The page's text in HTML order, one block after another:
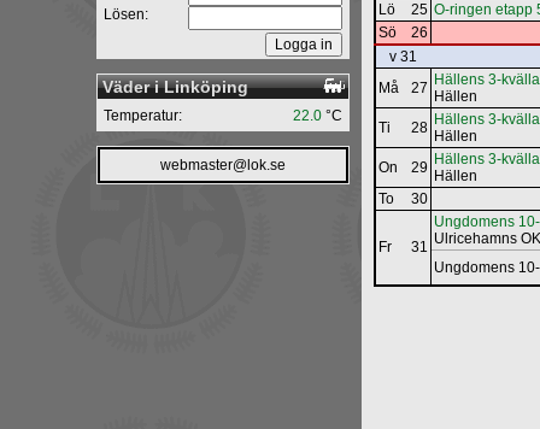
Lösen:
Väder i Linköping
22.0 °C
Temperatur:
webmaster@lok.se
Lö
25 O-ringen etapp
Sö
26
v 31
Må
27 Hällens 3-
Hällen
Ti
28 Hällens 3-
Hällen
On
29 Hällens 3-
Hällen
To
30
Fr 31
Ungdomens
Ulricehamns
Ungdomens